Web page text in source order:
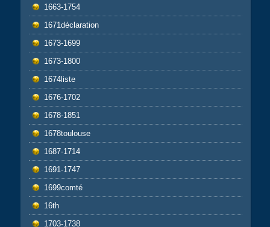
1663-1754
1671déclaration
1673-1699
1673-1800
1674liste
1676-1702
1678-1851
1678toulouse
1687-1714
1691-1747
1699comté
16th
1703-1738